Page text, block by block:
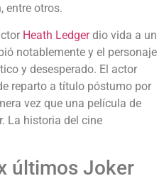
entre otros.
Heath Ledgerdio vida a un
notablemente y el personaje
y desesperado. El actor
reparto a título póstumo por
vez que una película de
La historia del cine
últimos Joker